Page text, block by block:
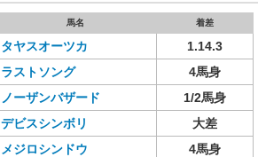
馬名 着差
タヤスオーツカ
1.14.3
ラストソング
4馬身
ノーザンバザード
1/2馬身
デビスシンボリ
大差
メジロシンドウ
4馬身